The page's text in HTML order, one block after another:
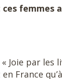
ces femmes
Joie par les
France